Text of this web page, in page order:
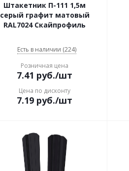
Штакетник П-111 1,5м
серый графит матовый
RAL7024 Скайпрофиль
Есть в наличии (224)
Розничная цена
7.41 руб./шт
Цена по дисконту
7.19 руб./шт